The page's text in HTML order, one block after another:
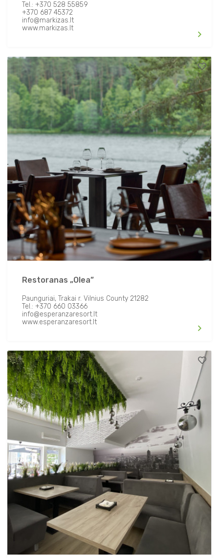
Tel.: +370 528 55859
+370 687 45372
info@markizas.lt
www.markizas.lt
Restoranas „Olea”
Paunguriai, Trakai r. Vilnius County 21282
Tel.: +370 660 03366
info@esperanzaresort.lt
www.esperanzaresort.lt